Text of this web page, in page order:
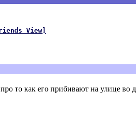
View]
то как его прибивают на улице во